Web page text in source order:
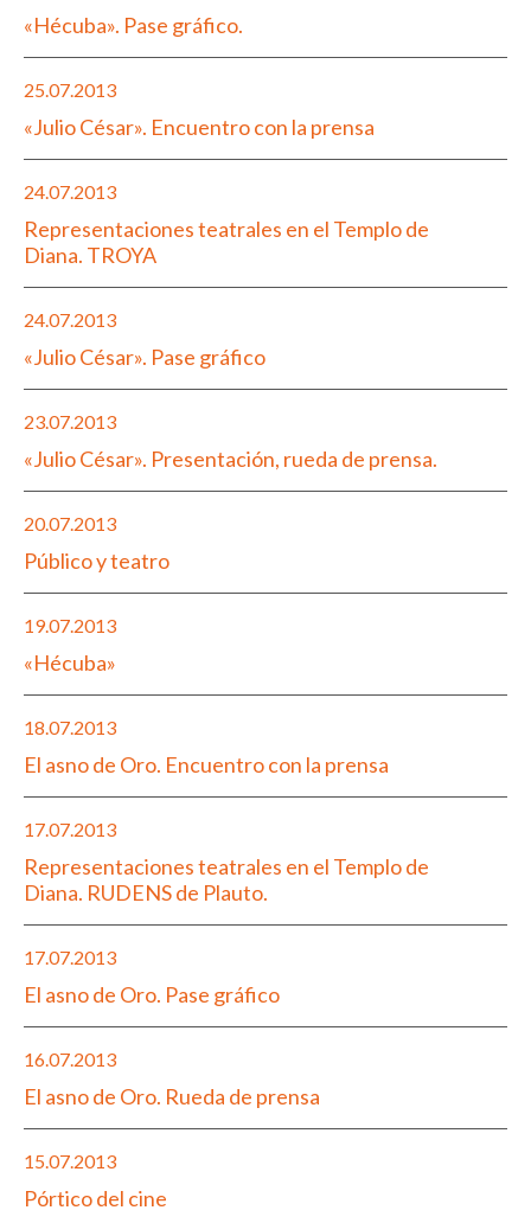
«Hécuba». Pase gráfico.
25.07.2013
«Julio César». Encuentro con la prensa
24.07.2013
Representaciones teatrales en el Templo de
Diana. TROYA
24.07.2013
«Julio César». Pase gráfico
23.07.2013
«Julio César». Presentación, rueda de prensa.
20.07.2013
Público y teatro
19.07.2013
«Hécuba»
18.07.2013
El asno de Oro. Encuentro con la prensa
17.07.2013
Representaciones teatrales en el Templo de
Diana. RUDENS de Plauto.
17.07.2013
El asno de Oro. Pase gráfico
16.07.2013
El asno de Oro. Rueda de prensa
15.07.2013
Pórtico del cine